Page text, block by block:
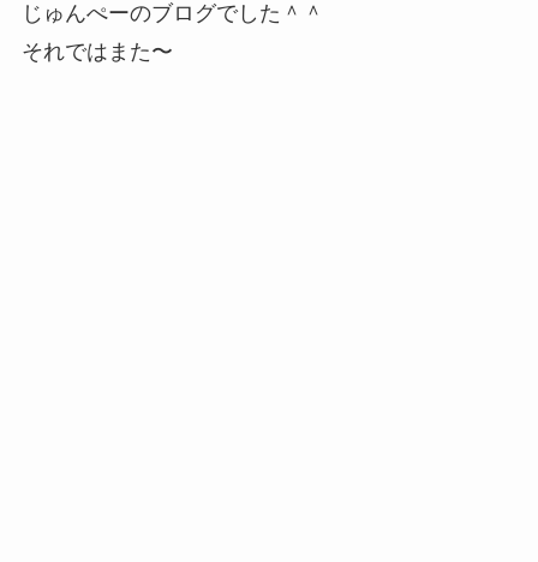
じゅんぺーのブログでした＾＾
それではまた〜